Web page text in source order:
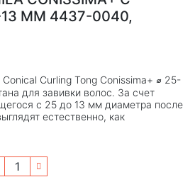
ММ 4437-0040,
Curling Tong Conissima+ ⌀ 25-
для завивки волос. За счет
с 25 до 13 мм диаметра после
естественно, как